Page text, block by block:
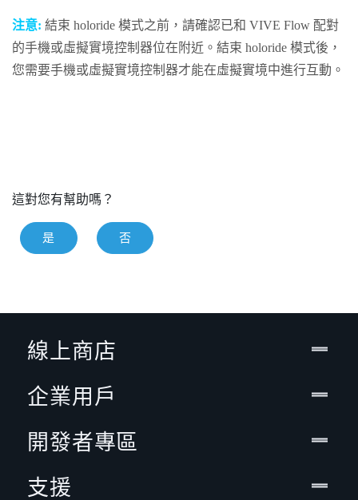
注意: 結束 holoride 模式之前，請確認已和 VIVE Flow 配對
的手機或虛擬實境控制器位在附近。結束 holoride 模式後，
您需要手機或虛擬實境控制器才能在虛擬實境中進行互動。
這對您有幫助嗎？
是 否
線上商店
企業用戶
開發者專區
支援